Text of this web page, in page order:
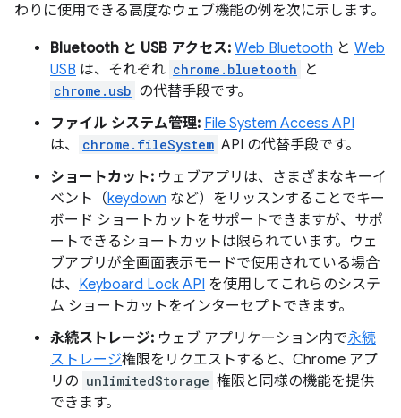
わりに使用できる高度なウェブ機能の例を次に示します。
Bluetooth と USB アクセス: Web Bluetooth と Web
USB は、それぞれ chrome.bluetooth と
chrome.usb の代替手段です。
ファイル システム管理: File System Access API
は、
chrome.fileSystem API の代替手段です。
ショートカット: ウェブアプリは、さまざまなキーイ
ベント（keydown など）をリッスンすることでキー
ボード ショートカットをサポートできますが、サポ
ートできるショートカットは限られています。ウェ
ブアプリが全画面表示モードで使用されている場合
は、 Keyboard Lock API を使用してこれらのシステ
ム ショートカットをインターセプトできます。
永続ストレージ: ウェブ アプリケーション内で永続
ストレージ権限をリクエストすると、Chrome アプ
リの unlimitedStorage 権限と同様の機能を提供
できます。